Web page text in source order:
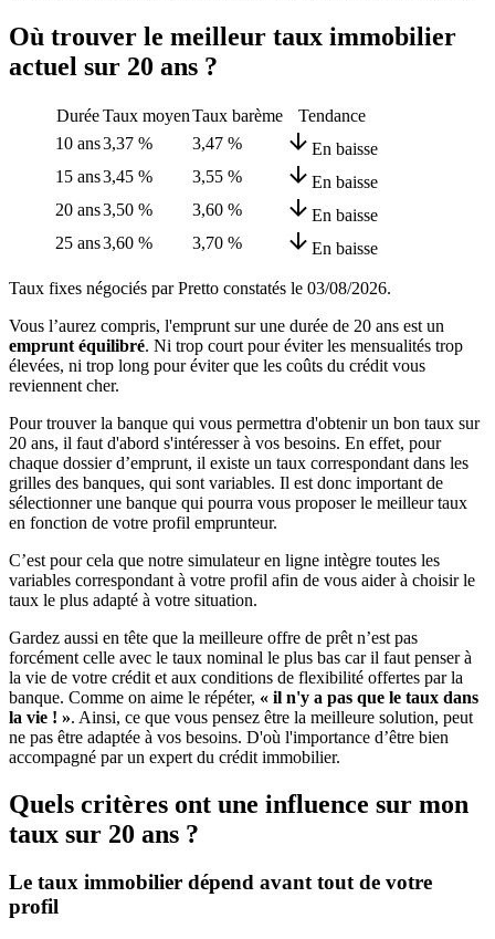
Où trouver le meilleur taux immobilier
actuel sur 20 ans ?
DuréeTaux moyenTaux barème
Tendance
10 ans3,37 % 3,47 %
En baisse
15 ans3,45 % 3,55 %
En baisse
20 ans3,50 % 3,60 %
En baisse
25 ans3,60 % 3,70 % En baisse
Taux fixes négociés par Pretto constatés le 03/08/2026.
Vous l’aurez compris, l'emprunt sur une durée de 20 ans est un
emprunt équilibré. Ni trop court pour éviter les mensualités trop
élevées, ni trop long pour éviter que les coûts du crédit vous
reviennent cher.
Pour trouver la banque qui vous permettra d'obtenir un bon taux sur
20 ans, il faut d'abord s'intéresser à vos besoins. En effet, pour
chaque dossier d’emprunt, il existe un taux correspondant dans les
grilles des banques, qui sont variables. Il est donc important de
sélectionner une banque qui pourra vous proposer le meilleur taux
en fonction de votre profil emprunteur.
C’est pour cela que notre simulateur en ligne intègre toutes les
variables correspondant à votre profil afin de vous aider à choisir le
taux le plus adapté à votre situation.
Gardez aussi en tête que la meilleure offre de prêt n’est pas
forcément celle avec le taux nominal le plus bas car il faut penser à
la vie de votre crédit et aux conditions de flexibilité offertes par la
banque. Comme on aime le répéter, « il n'y a pas que le taux dans
la vie ! ». Ainsi, ce que vous pensez être la meilleure solution, peut
ne pas être adaptée à vos besoins. D'où l'importance d’être bien
accompagné par un expert du crédit immobilier.
Quels critères ont une influence sur mon
taux sur 20 ans ?
Le taux immobilier dépend avant tout de votre
profil